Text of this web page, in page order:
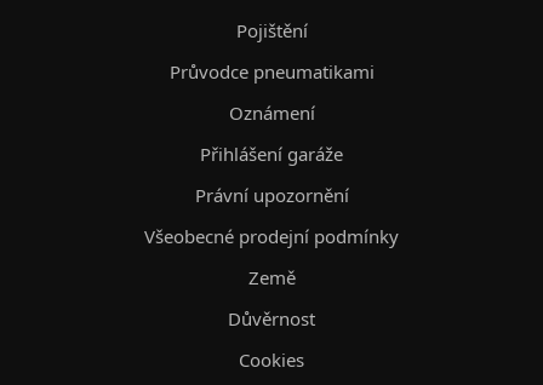
Pojištění
Průvodce pneumatikami
Oznámení
Přihlášení garáže
Právní upozornění
Všeobecné prodejní podmínky
Země
Důvěrnost
Cookies